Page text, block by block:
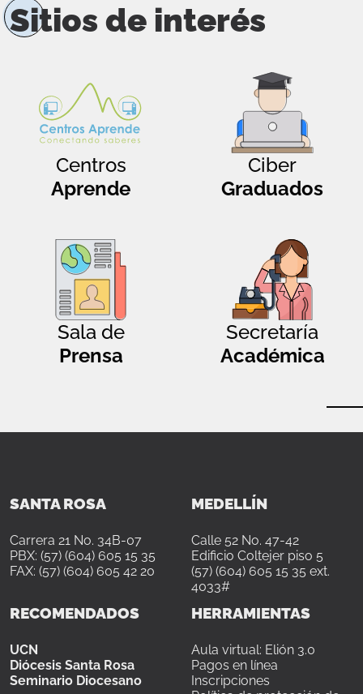
Sitios de interés
Centros
Aprende
Ciber
Graduados
Sala de
Prensa
Secretaría
Académica
SANTA ROSA
Carrera 21 No. 34B-07
PBX: (57) (604) 605 15 35
FAX: (57) (604) 605 42 20
MEDELLÍN
Calle 52 No. 47-42
Edificio Coltejer piso 5
(57) (604) 605 15 35 ext.
4033#
RECOMENDADOS
UCN
Diócesis Santa Rosa
Seminario Diocesano
HERRAMIENTAS
Aula virtual: Elión 3.0
Pagos en línea
Inscripciones